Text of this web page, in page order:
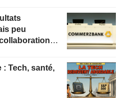
peu
: Tech, santé,